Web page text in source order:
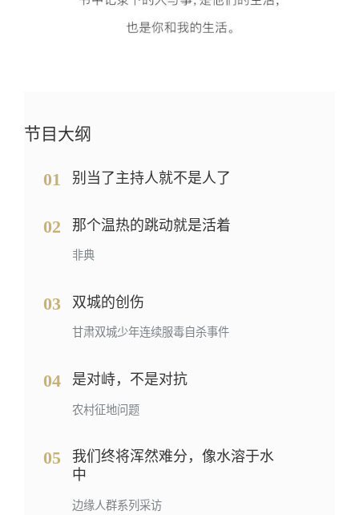
节目大纲
01 别当了主持人就不是人了
02 那个温热的跳动就是活着
非典
03 双城的创伤
甘肃双城少年连续服毒自杀事件
04 是对峙，不是对抗
农村征地问题
05
我们终将浑然难分，像水溶于水
中
边缘人群系列采访